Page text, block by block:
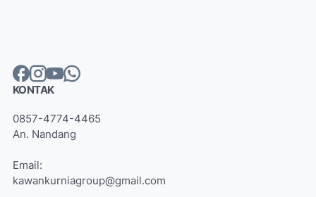
KONTAK
0857-4774-4465
An. Nandang
Email:
kawankurniagroup@gmail.com